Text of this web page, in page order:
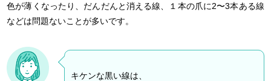
色が薄くなったり、だんだんと消える線、１本の爪に2〜3本ある線
などは問題ないことが多いです。
キケンな黒い線は、